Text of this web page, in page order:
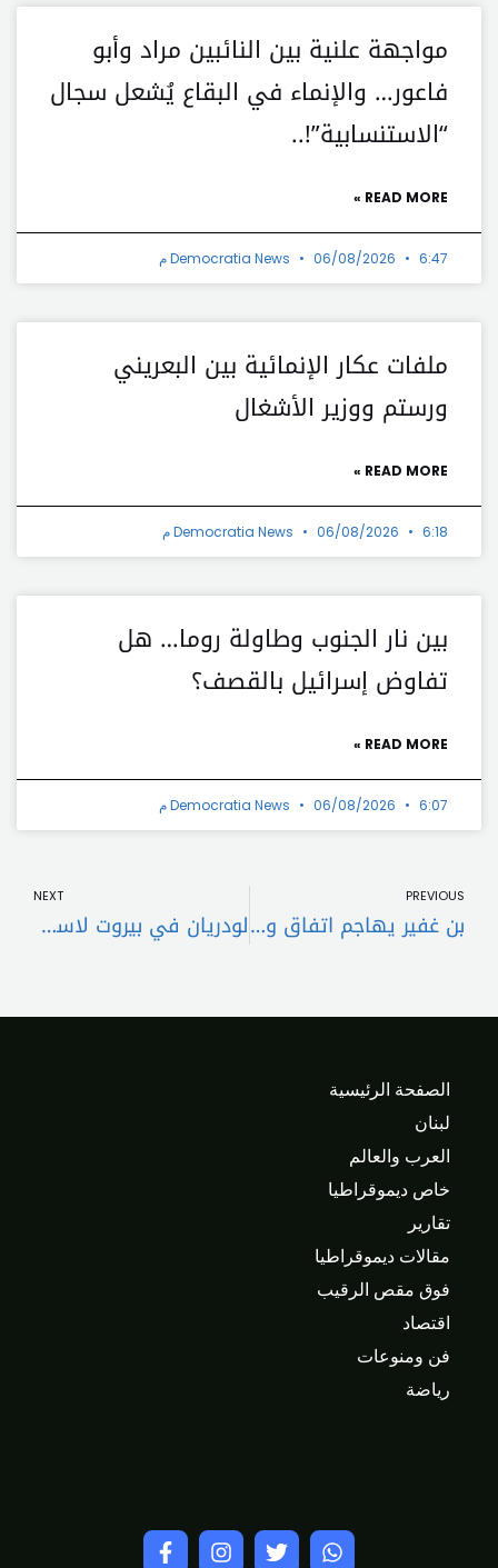
مواجهة علنية بين النائبين مراد وأبو
فاعور… والإنماء في البقاع يُشعل سجال
“الاستنسابية”!..
READ MORE »
Democratia News 06/08/2026 6:47 م
ملفات عكار الإنمائية بين البعريني
ورستم ووزير الأشغال
READ MORE »
Democratia News 06/08/2026 6:18 م
بين نار الجنوب وطاولة روما… هل
تفاوض إسرائيل بالقصف؟
READ MORE »
Democratia News 06/08/2026 6:07 م
PREVIOUS
بن غفير يهاجم اتفاق وقف النار مع لبنان: خطأ كبير ونتنياهو يُقاد إلى خيارات خاطئة
NEXT
لودريان في بيروت لاستطلاع مسار المفاوضات ومصير «اليونيفيل» على طاولة البحث
الصفحة الرئيسية
لبنان
العرب والعالم
خاص ديموقراطيا
تقارير
مقالات ديموقراطيا
فوق مقص الرقيب
اقتصاد
فن ومنوعات
رياضة